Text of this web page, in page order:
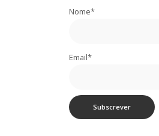
Nome*
Email*